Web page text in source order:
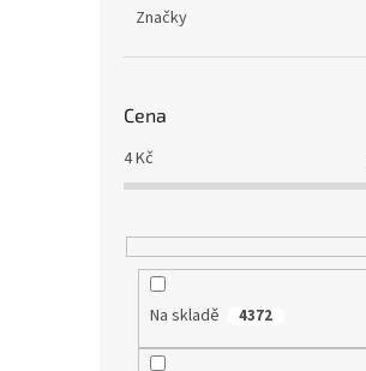
Značky
Cena
4Kč
Na skladě 4372